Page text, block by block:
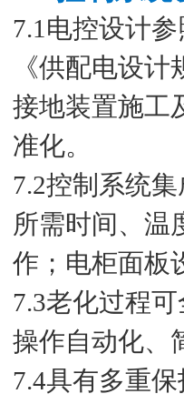
7.1电控设计
《供配电设
接地装置施工
准化。
7.2控制系统
所需时间、温
作；电柜面板
7.3老化过程
操作自动化、
7.4具有多重